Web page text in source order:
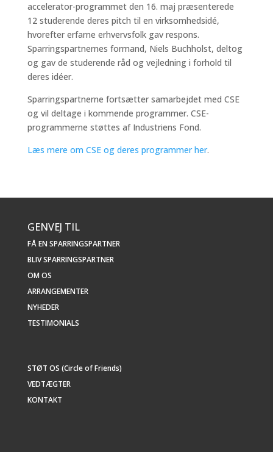
accelerator-programmet den 16. maj præsenterede
12 studerende deres pitch til en virksomhedsidé,
hvorefter erfarne erhvervsfolk gav respons.
Sparringspartnernes formand, Niels Buchholst, deltog
og gav de studerende råd og vejledning i forhold til
deres idéer.
Sparringspartnerne fortsætter samarbejdet med CSE
og vil deltage i kommende programmer. CSE-
programmerne støttes af Industriens Fond.
Læs mere om CSE og deres programmer her.
GENVEJ TIL
FÅ EN SPARRINGSPARTNER
BLIV SPARRINGSPARTNER
OM OS
ARRANGEMENTER
NYHEDER
TESTIMONIALS
STØT OS (Circle of Friends)
VEDTÆGTER
KONTAKT